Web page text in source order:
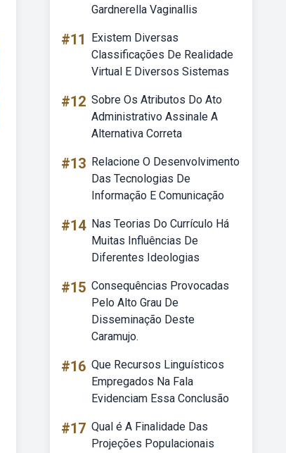
Gardnerella Vaginallis
#11
Existem Diversas
Classificações De Realidade
Virtual E Diversos Sistemas
#12 Sobre Os Atributos Do Ato
Administrativo Assinale A
Alternativa Correta
#13 Relacione O Desenvolvimento
Das Tecnologias De
Informação E Comunicação
#14 Nas Teorias Do Currículo Há
Muitas Influências De
Diferentes Ideologias
#15 Consequências Provocadas
Pelo Alto Grau De
Disseminação Deste
Caramujo.
#16 Que Recursos Linguísticos
Empregados Na Fala
Evidenciam Essa Conclusão
#17 Qual é A Finalidade Das
Projeções Populacionais